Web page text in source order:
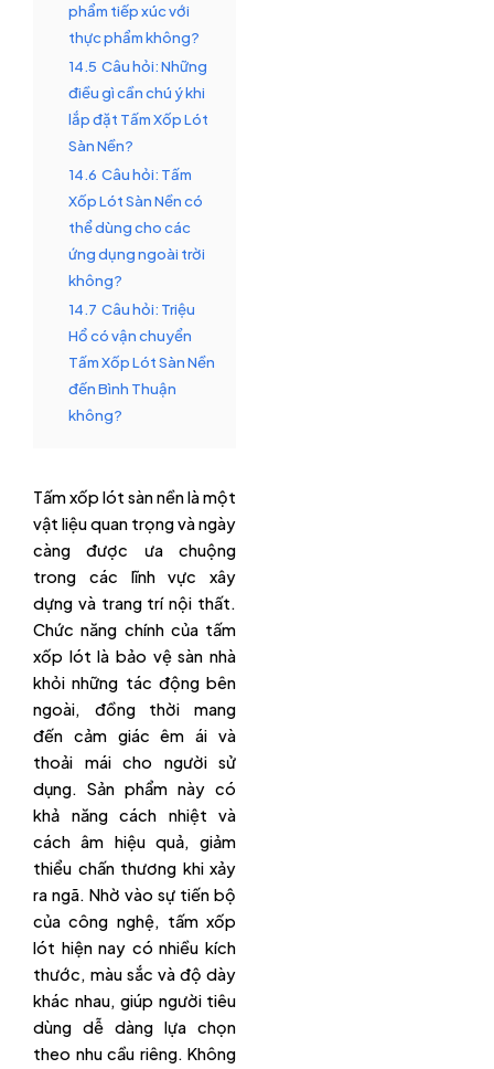
phẩm tiếp xúc với
thực phẩm không?
14.5 Câu hỏi: Những
điều gì cần chú ý khi
lắp đặt Tấm Xốp Lót
Sàn Nền?
14.6 Câu hỏi: Tấm
Xốp Lót Sàn Nền có
thể dùng cho các
ứng dụng ngoài trời
không?
14.7 Câu hỏi: Triệu
Hổ có vận chuyển
Tấm Xốp Lót Sàn Nền
đến Bình Thuận
không?
Tấm xốp lót sàn nền là một
vật liệu quan trọng và ngày
càng được ưa chuộng
trong các lĩnh vực xây
dựng và trang trí nội thất.
Chức năng chính của tấm
xốp lót là bảo vệ sàn nhà
khỏi những tác động bên
ngoài, đồng thời mang
đến cảm giác êm ái và
thoải mái cho người sử
dụng. Sản phẩm này có
khả năng cách nhiệt và
cách âm hiệu quả, giảm
thiểu chấn thương khi xảy
ra ngã. Nhờ vào sự tiến bộ
của công nghệ, tấm xốp
lót hiện nay có nhiều kích
thước, màu sắc và độ dày
khác nhau, giúp người tiêu
dùng dễ dàng lựa chọn
theo nhu cầu riêng. Không